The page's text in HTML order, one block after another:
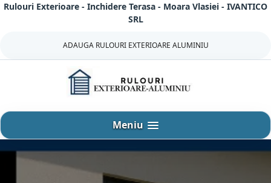
Sari
Rulouri Exterioare - Inchidere Terasa - Moara Vlasiei - IVANTICO
SRL
ADAUGA RULOURI EXTERIOARE ALUMINIU
Meniu